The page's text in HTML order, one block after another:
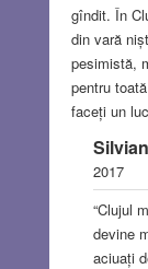
gîndit. În
din vară
pesimistă,
pentru
faceți un
2017
“Clujul
devine
aciuați